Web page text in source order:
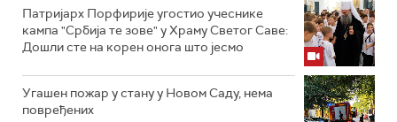
Патријарх Порфирије угостио учеснике
кампа "Србија те зове" у Храму Светог Саве:
Дошли сте на корен онога што јесмо
Угашен пожар у стану у Новом Саду, нема
повређених